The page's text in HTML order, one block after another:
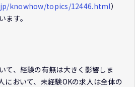
knowhow/topics/12446.html）
ます。
て、経験の有無は大きく影響しま
において、未経験OKの求人は全体の